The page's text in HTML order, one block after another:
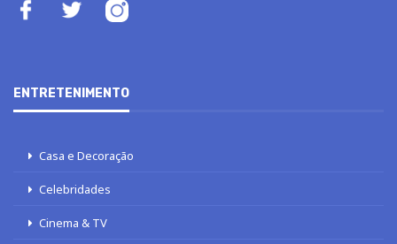
ENTRETENIMENTO
Casa e Decoração
Celebridades
Cinema & TV